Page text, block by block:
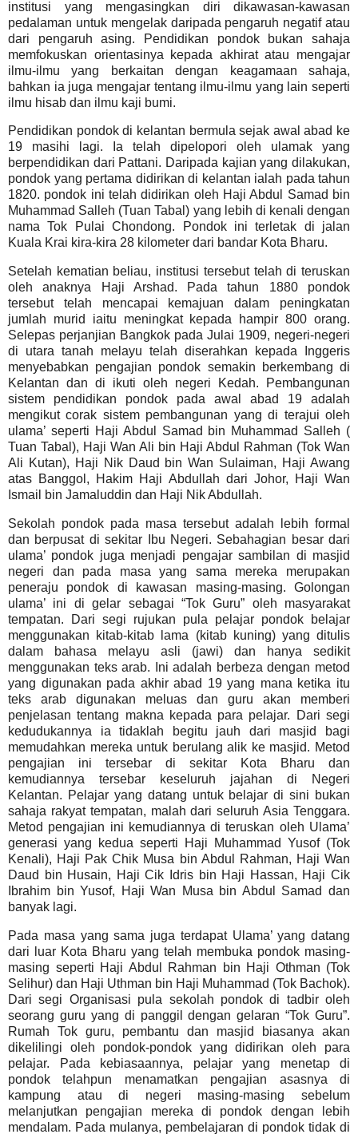
institusi yang mengasingkan diri dikawasan-kawasan
pedalaman untuk mengelak daripada pengaruh negatif atau
dari pengaruh asing.
Pendidikan pondok bukan sahaja
memfokuskan orientasinya kepada akhirat atau mengajar
ilmu-ilmu yang berkaitan dengan keagamaan sahaja,
bahkan ia juga mengajar tentang ilmu-ilmu yang lain seperti
ilmu hisab dan ilmu kaji bumi.
Pendidikan pondok di kelantan bermula sejak awal abad ke
19 masihi lagi. Ia telah dipelopori oleh ulamak yang
berpendidikan dari Pattani. Daripada kajian yang dilakukan,
pondok yang pertama didirikan di kelantan ialah pada tahun
1820. pondok ini telah didirikan oleh Haji Abdul Samad bin
Muhammad Salleh (Tuan Tabal) yang lebih di kenali dengan
nama Tok Pulai Chondong.
Pondok ini terletak di jalan
Kuala Krai kira-kira 28 kilometer dari bandar Kota Bharu.
Setelah kematian beliau, institusi tersebut telah di teruskan
oleh anaknya Haji Arshad. Pada tahun 1880 pondok
tersebut telah mencapai kemajuan dalam peningkatan
jumlah murid iaitu meningkat kepada hampir 800 orang.
Selepas perjanjian Bangkok pada Julai 1909, negeri-negeri
di utara tanah melayu telah diserahkan kepada Inggeris
menyebabkan pengajian pondok semakin berkembang di
Kelantan dan di ikuti oleh negeri Kedah.
Pembangunan
sistem pendidikan pondok pada awal abad 19 adalah
mengikut corak sistem pembangunan yang di terajui oleh
ulama’ seperti Haji Abdul Samad bin Muhammad Salleh (
Tuan Tabal), Haji Wan Ali bin Haji Abdul Rahman (Tok Wan
Ali Kutan), Haji Nik Daud bin Wan Sulaiman, Haji Awang
atas Banggol, Hakim Haji Abdullah dari Johor, Haji Wan
Ismail bin Jamaluddin dan Haji Nik Abdullah.
Sekolah pondok pada masa tersebut adalah lebih formal
dan berpusat di sekitar Ibu Negeri. Sebahagian besar dari
ulama’ pondok juga menjadi pengajar sambilan di masjid
negeri dan pada masa yang sama mereka merupakan
peneraju pondok di kawasan masing-masing.
Golongan
ulama’ ini di gelar sebagai “Tok Guru” oleh masyarakat
tempatan. Dari segi rujukan pula pelajar pondok belajar
menggunakan kitab-kitab lama (kitab kuning) yang ditulis
dalam bahasa melayu asli (jawi) dan hanya sedikit
menggunakan teks arab.
Ini adalah berbeza dengan metod
yang digunakan pada akhir abad 19 yang mana ketika itu
teks arab digunakan meluas dan guru akan memberi
penjelasan tentang makna kepada para pelajar.
Dari segi
kedudukannya ia tidaklah begitu jauh dari masjid bagi
memudahkan mereka untuk berulang alik ke masjid. Metod
pengajian ini tersebar di sekitar Kota Bharu dan
kemudiannya tersebar keseluruh jajahan di Negeri
Kelantan. Pelajar yang datang untuk belajar di sini bukan
sahaja rakyat tempatan, malah dari seluruh Asia Tenggara.
Metod pengajian ini kemudiannya di teruskan oleh Ulama’
generasi yang kedua seperti Haji Muhammad Yusof (Tok
Kenali), Haji Pak Chik Musa bin Abdul Rahman, Haji Wan
Daud bin Husain, Haji Cik Idris bin Haji Hassan, Haji Cik
Ibrahim bin Yusof, Haji Wan Musa bin Abdul Samad dan
banyak lagi.
Pada masa yang sama juga terdapat Ulama’ yang datang
dari luar Kota Bharu yang telah membuka pondok masing-
masing seperti Haji Abdul Rahman bin Haji Othman (Tok
Selihur) dan Haji Uthman bin Haji Muhammad (Tok Bachok).
Dari segi Organisasi pula sekolah pondok di tadbir oleh
seorang guru yang di panggil dengan gelaran “Tok Guru”.
Rumah Tok guru, pembantu dan masjid biasanya akan
dikelilingi oleh pondok-pondok yang didirikan oleh para
pelajar.
Pada kebiasaannya, pelajar yang menetap di
pondok telahpun menamatkan pengajian asasnya di
kampung atau di negeri masing-masing sebelum
melanjutkan pengajian mereka di pondok dengan lebih
mendalam. Pada mulanya, pembelajaran di pondok tidak di